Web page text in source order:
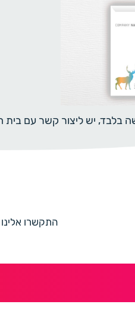
בלבד, יש ליצור קשר עם
התקשרו אלינו למספר 073-7597187 או מלאו את